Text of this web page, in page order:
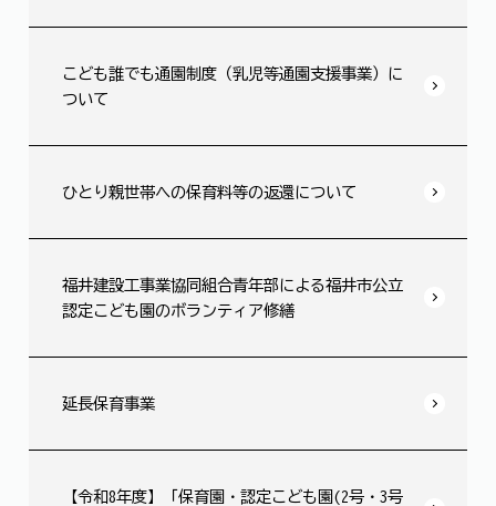
こども誰でも通園制度（乳児等通園支援事業）に
ついて
ひとり親世帯への保育料等の返還について
福井建設工事業協同組合青年部による福井市公立
認定こども園のボランティア修繕
延長保育事業
【令和8年度】「保育園・認定こども園(2号・3号